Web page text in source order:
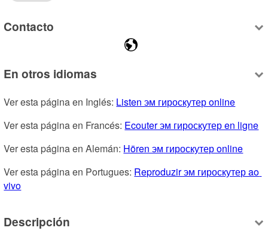
Contacto
En otros idiomas
Ver esta página en Inglés: Listen эм гироскутер online
Ver esta página en Francés: Ecouter эм гироскутер en ligne
Ver esta página en Alemán: Hören эм гироскутер online
Ver esta página en Portugues: Reproduzir эм гироскутер ao
vivo
Descripción